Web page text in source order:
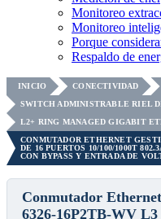
Monitoreo
Monitoreo
Porque
Respaldo de
INICIO CONECTIVIDAD
SWITCH ADMINISTRABLE RIEL
L2+ RING MANAGED GIGABIT
CONMUTADOR ETHERNET
DE 16 PUERTOS 10/100/1000T
CON BYPASS Y ENTRADA DE
Conmutador
6326-16P2TB-WV L3